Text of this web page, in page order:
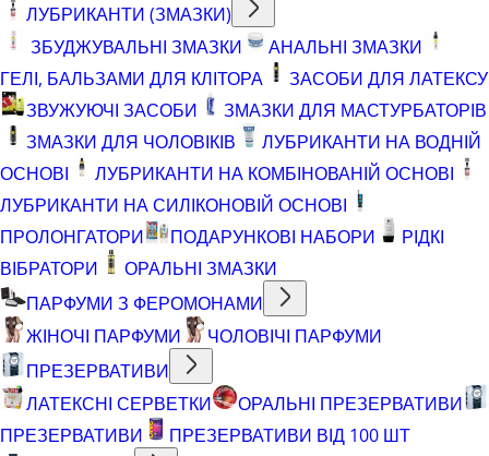
ЛУБРИКАНТИ (ЗМАЗКИ)
ЗБУДЖУВАЛЬНІ ЗМАЗКИ
АНАЛЬНІ ЗМАЗКИ
ГЕЛІ, БАЛЬЗАМИ ДЛЯ КЛІТОРА
ЗАСОБИ ДЛЯ ЛАТЕКСУ
ЗВУЖУЮЧІ ЗАСОБИ
ЗМАЗКИ ДЛЯ МАСТУРБАТОРІВ
ЗМАЗКИ ДЛЯ ЧОЛОВІКІВ
ЛУБРИКАНТИ НА ВОДНІЙ
ОСНОВІ
ЛУБРИКАНТИ НА КОМБІНОВАНІЙ ОСНОВІ
ЛУБРИКАНТИ НА СИЛІКОНОВІЙ ОСНОВІ
ПРОЛОНГАТОРИ
ПОДАРУНКОВІ НАБОРИ
РІДКІ
ВІБРАТОРИ
ОРАЛЬНІ ЗМАЗКИ
ПАРФУМИ З ФЕРОМОНАМИ
ЖІНОЧІ ПАРФУМИ
ЧОЛОВІЧІ ПАРФУМИ
ПРЕЗЕРВАТИВИ
ЛАТЕКСНІ СЕРВЕТКИ
ОРАЛЬНІ ПРЕЗЕРВАТИВИ
ПРЕЗЕРВАТИВИ
ПРЕЗЕРВАТИВИ ВІД 100 ШТ